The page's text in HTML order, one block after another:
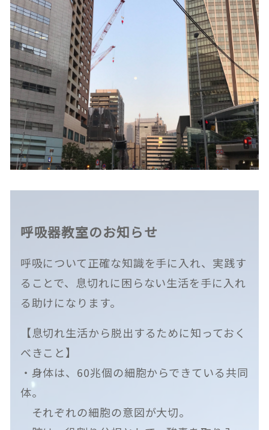
呼吸器教室のお知らせ
呼吸について正確な知識を手に入れ、実践す
ることで、息切れに困らない生活を手に入れ
る助けになります。
【息切れ生活から脱出するために知っておく
べきこと】
・身体は、60兆個の細胞からできている共同
体。
それぞれの細胞の意図が大切。